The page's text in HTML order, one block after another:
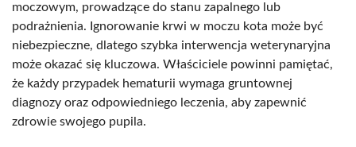
moczowym, prowadzące do stanu zapalnego lub
podrażnienia. Ignorowanie krwi w moczu kota może być
niebezpieczne, dlatego szybka interwencja weterynaryjna
może okazać się kluczowa. Właściciele powinni pamiętać,
że każdy przypadek hematurii wymaga gruntownej
diagnozy oraz odpowiedniego leczenia, aby zapewnić
zdrowie swojego pupila.